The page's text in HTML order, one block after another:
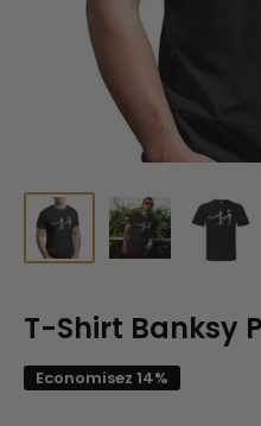
T-Shirt Banksy
Economisez 14%